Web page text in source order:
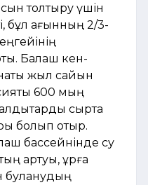
толтыру үшін
бұл ағынның 2/3-
Балқаш кен-
жыл сайын
600 мың
сыртқа
болып отыр.
бассейнінде су
артуы, құрғақ
буланудың